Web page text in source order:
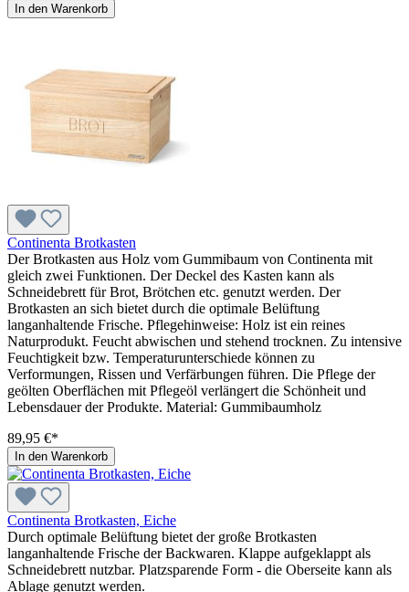
In den Warenkorb
Continenta Brotkasten
Der Brotkasten aus Holz vom Gummibaum von Continenta mit
gleich zwei Funktionen. Der Deckel des Kasten kann als
Schneidebrett für Brot, Brötchen etc. genutzt werden. Der
Brotkasten an sich bietet durch die optimale Belüftung
langanhaltende Frische. Pflegehinweise: Holz ist ein reines
Naturprodukt. Feucht abwischen und stehend trocknen. Zu intensive
Feuchtigkeit bzw. Temperaturunterschiede können zu
Verformungen, Rissen und Verfärbungen führen. Die Pflege der
geölten Oberflächen mit Pflegeöl verlängert die Schönheit und
Lebensdauer der Produkte. Material: Gummibaumholz
89,95 €*
In den Warenkorb
Continenta Brotkasten, Eiche
Durch optimale Belüftung bietet der große Brotkasten
langanhaltende Frische der Backwaren. Klappe aufgeklappt als
Schneidebrett nutzbar. Platzsparende Form - die Oberseite kann als
Ablage genutzt werden.